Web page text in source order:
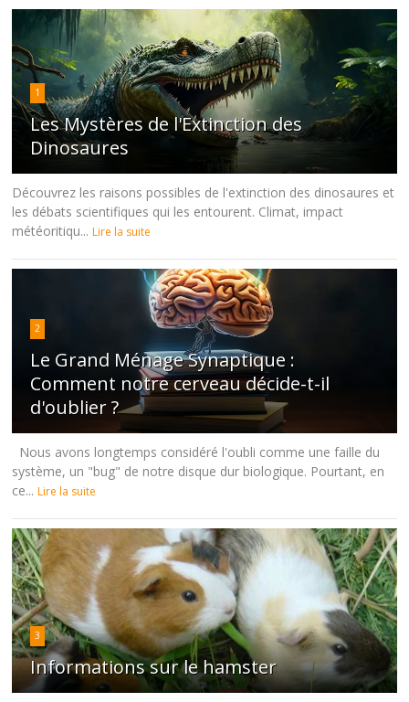
1
Les Mystères de l'Extinction des
Dinosaures
Découvrez les raisons possibles de l'extinction des dinosaures et
les débats scientifiques qui les entourent. Climat, impact
météoritiqu... Lire la suite
2
Le Grand Ménage Synaptique :
Comment notre cerveau décide-t-il
d'oublier ?
Nous avons longtemps considéré l'oubli comme une faille du
système, un "bug" de notre disque dur biologique. Pourtant, en
ce... Lire la suite
3
Informations sur le hamster